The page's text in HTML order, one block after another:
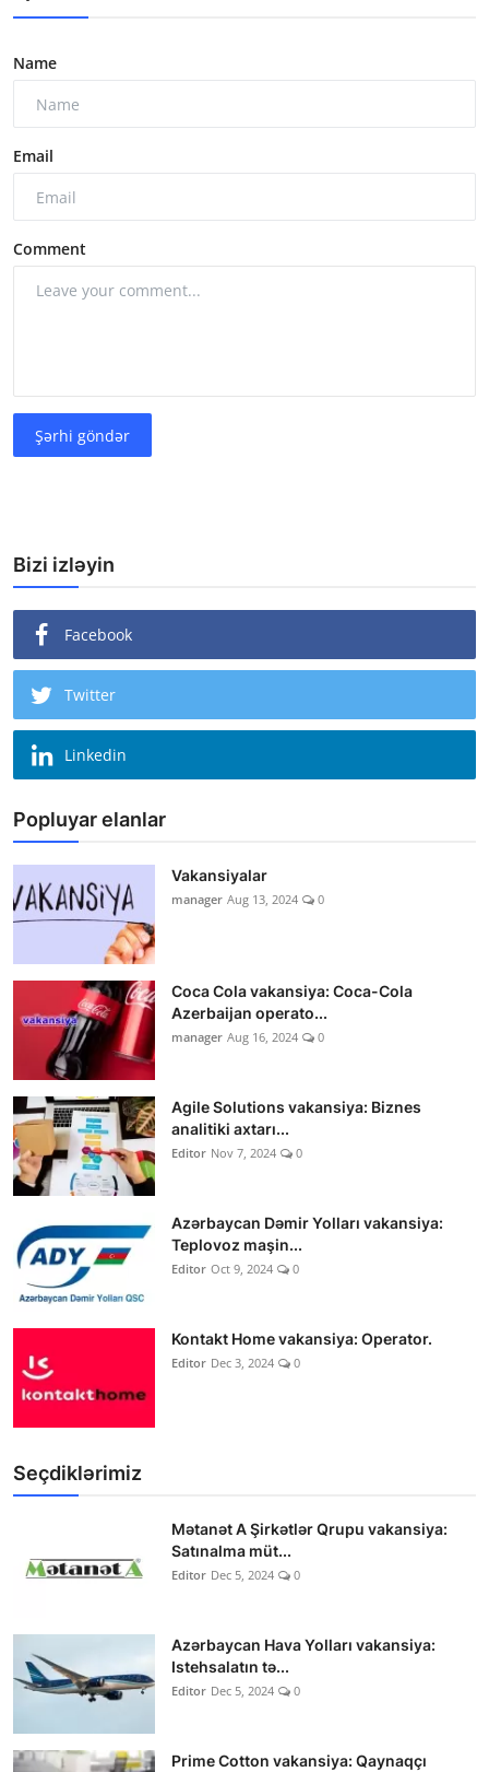
Name
Email
Comment
Şərhi göndər
Bizi izləyin
Facebook
Twitter
Linkedin
Popluyar elanlar
Vakansiyalar
manager Aug 13, 2024 0
Coca Cola vakansiya: Coca-Cola
Azerbaijan operato...
manager Aug 16, 2024 0
Agile Solutions vakansiya: Biznes
analitiki axtarı...
Editor Nov 7, 2024 0
Azərbaycan Dəmir Yolları vakansiya:
Teplovoz maşin...
Editor Oct 9, 2024 0
Kontakt Home vakansiya: Operator.
Editor Dec 3, 2024 0
Seçdiklərimiz
Mətanət A Şirkətlər Qrupu vakansiya:
Satınalma müt...
Editor Dec 5, 2024 0
Azərbaycan Hava Yolları vakansiya:
Istehsalatın tə...
Editor Dec 5, 2024 0
Prime Cotton vakansiya: Qaynaqçı